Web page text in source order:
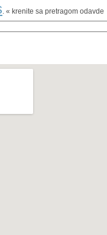
. « krenite sa pretragom odavde